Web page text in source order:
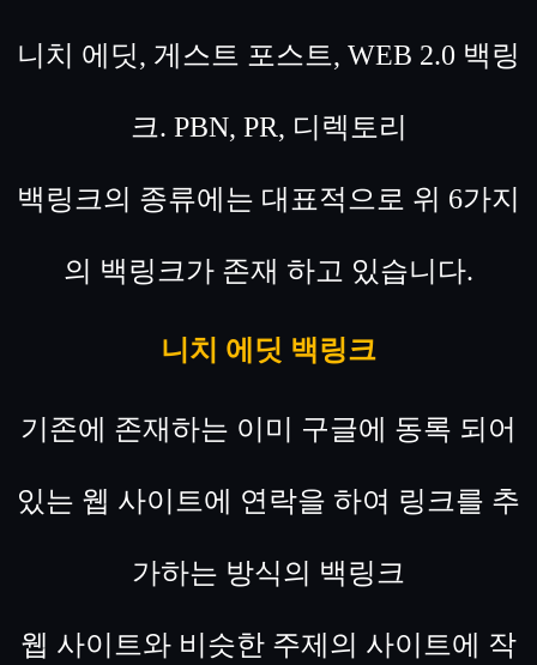
니치 에딧, 게스트 포스트, WEB 2.0 백링
크. PBN, PR, 디렉토리
백링크의 종류에는 대표적으로 위 6가지
의 백링크가 존재 하고 있습니다.
니치 에딧 백링크
기존에 존재하는 이미 구글에 동록 되어
있는 웹 사이트에 연락을 하여 링크를 추
가하는 방식의 백링크
웹 사이트와 비슷한 주제의 사이트에 작